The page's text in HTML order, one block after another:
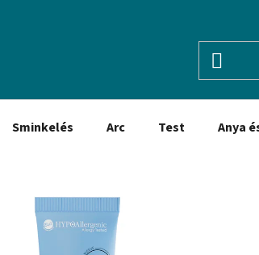
Sminkelés Arc Test Anya